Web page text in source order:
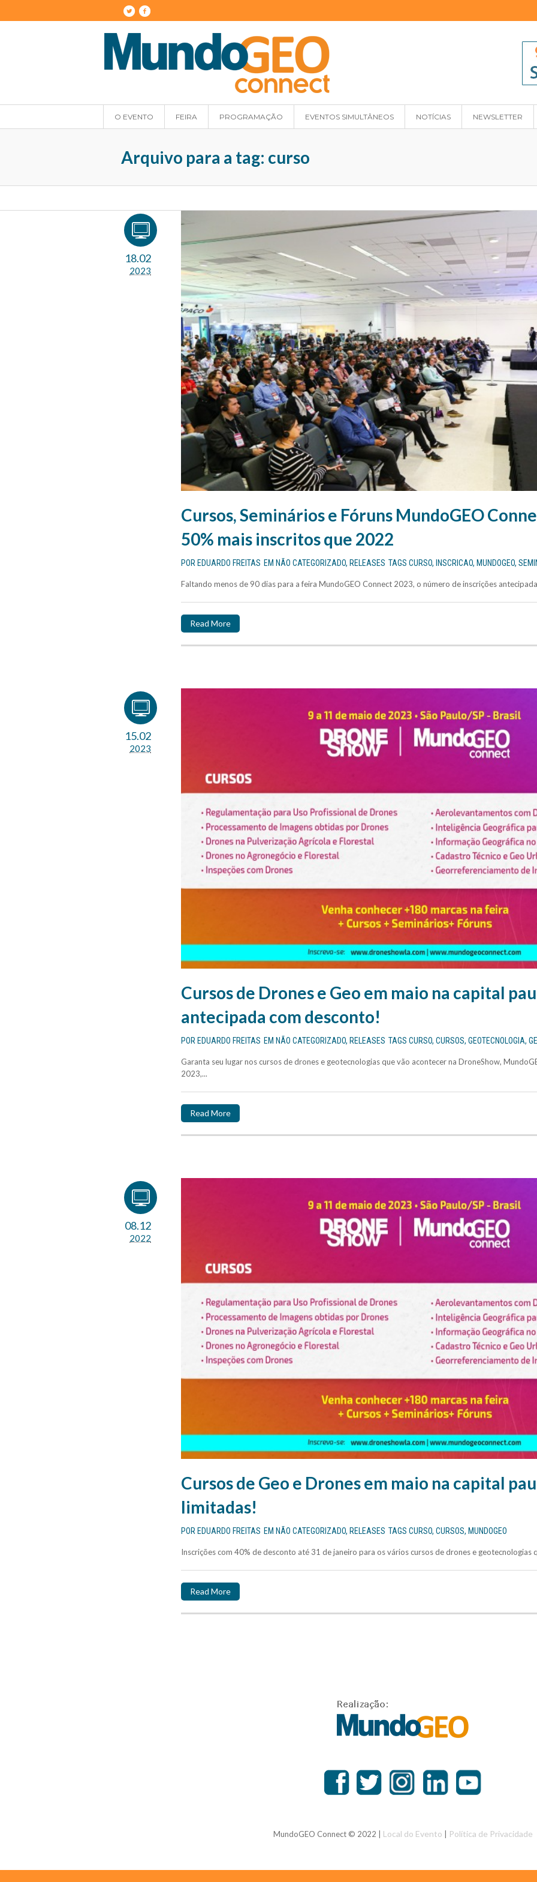
O EVENTO FEIRA PROGRAMAÇÃO EVENTOS SIMULTÂNEOS NOTÍCIAS NEWSLETTER
Arquivo para a tag: curso
18.02
2023
Cursos, Seminários e Fóruns MundoGEO
50% mais inscritos que 2022
POR EDUARDO FREITAS EM NÃO CATEGORIZADO, RELEASES TAGS CURSO, INSCRICAO, MUNDOGEO,
Faltando menos de 90 dias para a feira MundoGEO Connect 2023, o número de inscrições
Read More
15.02
2023
Cursos de Drones e Geo em maio na capital
antecipada com desconto!
POR EDUARDO FREITAS EM NÃO CATEGORIZADO, RELEASES TAGS CURSO, CURSOS, GEOTECNOLOGIA,
Garanta seu lugar nos cursos de drones e geotecnologias que vão acontecer na DroneShow,
2023,...
Read More
08.12
2022
Cursos de Geo e Drones em maio na capital
limitadas!
POR EDUARDO FREITAS EM NÃO CATEGORIZADO, RELEASES TAGS CURSO, CURSOS, MUNDOGEO
Inscrições com 40% de desconto até 31 de janeiro para os vários cursos de drones e geotecnologias
Read More
MundoGEO Connect © 2022 | Local do Evento Política de Privacidade